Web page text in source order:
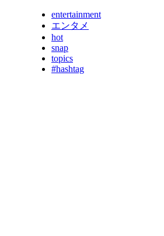
entertainment
エンタメ
hot
snap
topics
#hashtag